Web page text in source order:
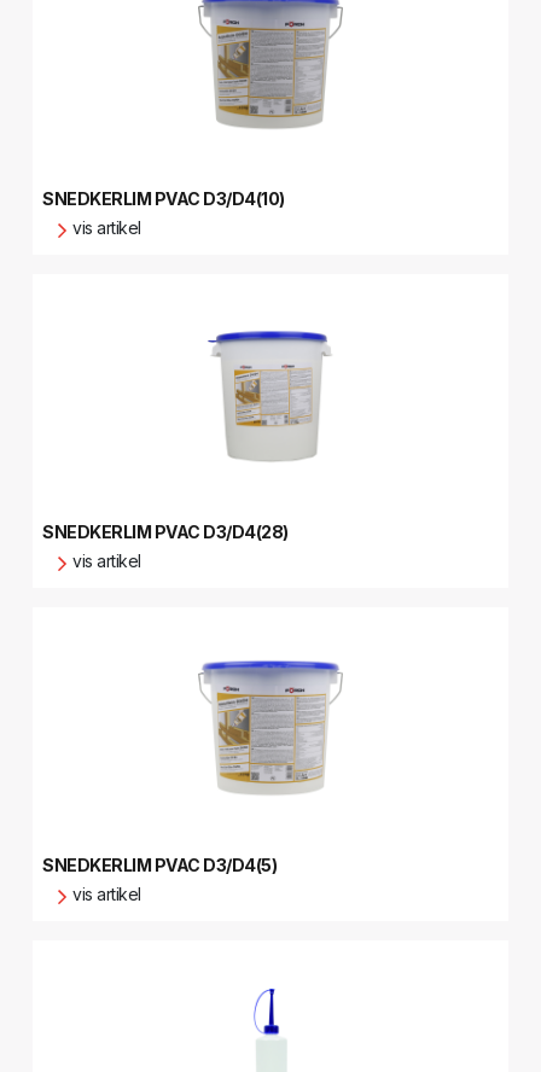
SNEDKERLIM PVAC D3/D4(10)
vis artikel
SNEDKERLIM PVAC D3/D4(28)
vis artikel
SNEDKERLIM PVAC D3/D4(5)
vis artikel